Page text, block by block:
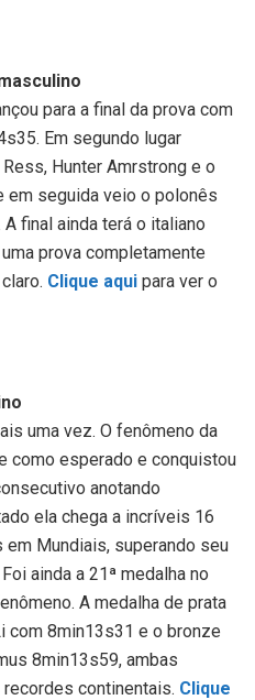
para a final da prova com
Em segundo lugar
Hunter Amrstrong e o
em seguida veio o polonês
final ainda terá o italiano
prova completamente
Clique aqui para ver o
uma vez. O fenômeno da
como esperado e conquistou
anotando
ela chega a incríveis 16
Mundiais, superando seu
ainda a 21ª medalha no
A medalha de prata
com 8min13s31 e o bronze
8min13s59, ambas
continentais. Clique